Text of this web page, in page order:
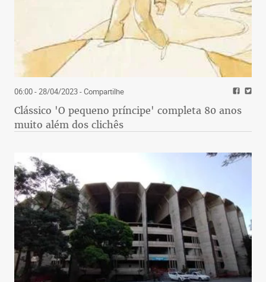
06:00 - 28/04/2023- Compartilhe
Clássico 'O pequeno príncipe' completa 80 anos
muito além dos clichês